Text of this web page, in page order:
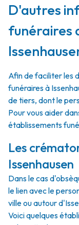
D'autres
funéraires
Afin de faciliter les
funéraires à
de tiers, dont le
Pour vous aider
établissements
Les
Issenhausen
Dans le cas
le lien avec le
ville ou autour
Voici quelques